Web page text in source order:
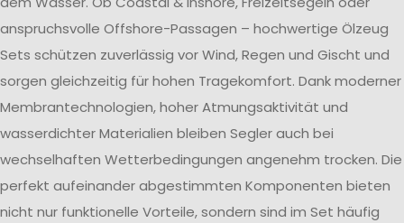
anspruchsvolle Offshore-Passagen – hochwertige Ölzeug
Sets schützen zuverlässig vor Wind, Regen und Gischt und
sorgen gleichzeitig für hohen Tragekomfort. Dank moderner
Membrantechnologien, hoher Atmungsaktivität und
wasserdichter Materialien bleiben Segler auch bei
wechselhaften Wetterbedingungen angenehm trocken. Die
perfekt aufeinander abgestimmten Komponenten bieten
nicht nur funktionelle Vorteile, sondern sind im Set häufig